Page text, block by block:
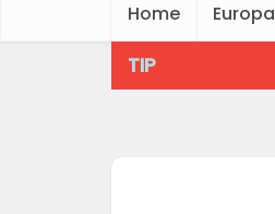
Home Europa
TIP